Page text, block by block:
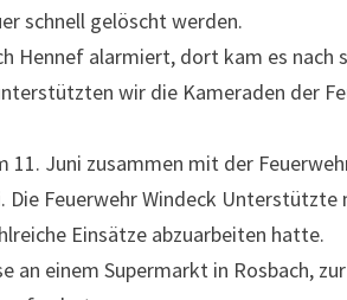
schnell gelöscht werden.
Hennef alarmiert, dort kam es nach
wir die Kameraden der
Juni zusammen mit der
Die Feuerwehr Windeck Unterstützte
Einsätze abzuarbeiten hatte.
an einem Supermarkt in Rosbach,